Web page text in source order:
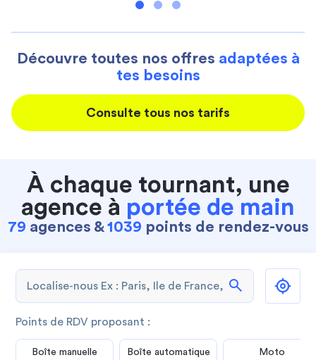
Découvre toutes nos offres adaptées à
tes besoins
Consulte tous nos tarifs
À chaque tournant, une
agence à portée de main
79 agences &1039 points de rendez-vous
search
Points de RDV proposant :
Boîte manuelle Boîte automatique Moto